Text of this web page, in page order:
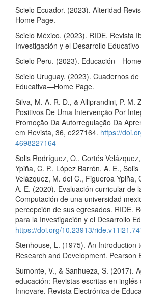
Scielo Ecuador. (2023). Alteridad
Home Page.
Scielo México. (2023). RIDE. Revista
Investigación y el Desarrollo
Scielo Peru. (2023).
Scielo Uruguay. (2023). Cuadernos
Educativa—Home Page.
Silva, M. A. R. D., & Alliprandini, P. M.
Positivos De Uma Intervenção Por
Promoção Da Autorregulação Da
em Revista, 36, e227164. https://
4698227164
Solis Rodríguez, O., Cortés
Ypiña, C. P., López Barrón, A. E.,
Velázquez, M. del C., Figueroa Ypiña,
A. E. (2020). Evaluación curricular de
Computación de una universidad
percepción de sus egresados. RIDE.
para la Investigación y el Desarrollo
https://doi.org/10.23913/
Stenhouse, L. (1975). An Introduction
Research and Development. Pearson
Sumonte, V., & Sanhueza, S. (2017).
educación: Revistas escritas en inglés
Innovare. Revista Electrónica de